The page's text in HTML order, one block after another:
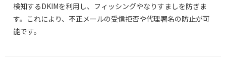
検知するDKIMを利用し、フィッシングやなりすましを防ぎま
す。これにより、不正メールの受信拒否や代理署名の防止が可
能です。